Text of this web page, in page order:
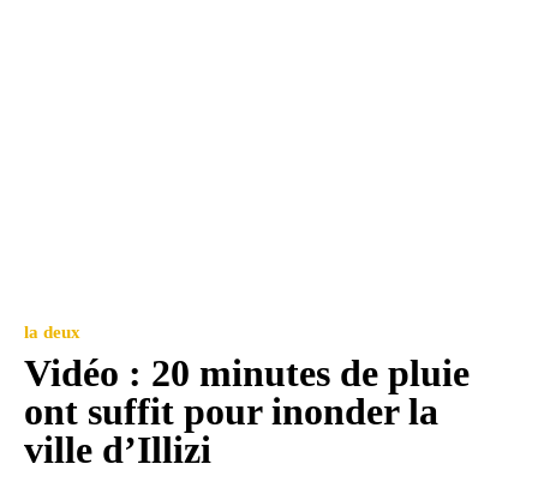
la deux
Vidéo : 20 minutes de pluie
ont suffit pour inonder la
ville d’Illizi